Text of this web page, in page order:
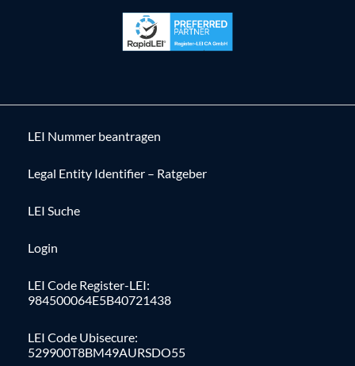
LEI Nummer beantragen
Legal Entity Identifier – Ratgeber
LEI Suche
Login
LEI Code Register-LEI:
984500064E5B40721438
LEI Code Ubisecure:
529900T8BM49AURSDO55